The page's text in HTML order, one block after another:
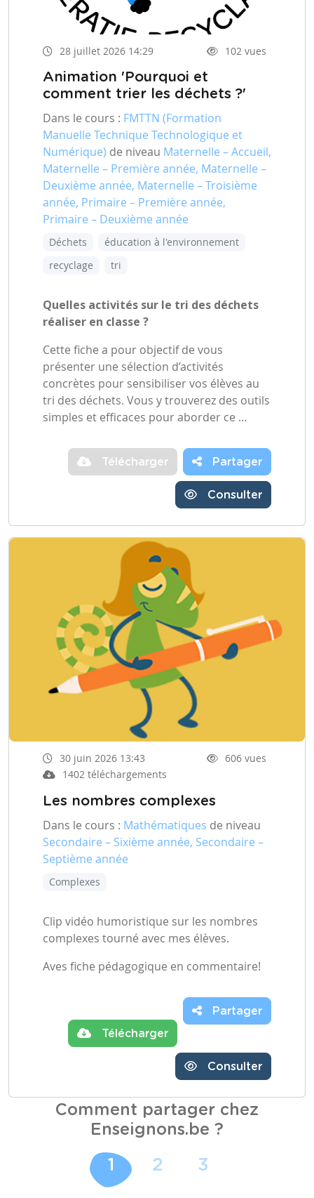
28 juillet 2026 14:29 102 vues
Animation 'Pourquoi et
comment trier les déchets ?'
Dans le cours : FMTTN (Formation
Manuelle Technique Technologique et
Numérique) de niveau Maternelle – Accueil,
Maternelle – Première année, Maternelle –
Deuxième année, Maternelle – Troisième
année, Primaire – Première année,
Primaire – Deuxième année
Déchets
éducation à l'environnement
recyclage
tri
Quelles activités sur le tri des déchets
réaliser en classe ?
Cette fiche a pour objectif de vous
présenter une sélection d’activités
concrètes pour sensibiliser vos élèves au
tri des déchets. Vous y trouverez des outils
simples et efficaces pour aborder ce …
Télécharger Partager
Consulter
30 juin 2026 13:43
606 vues
1402 téléchargements
Les nombres complexes
Dans le cours : Mathématiques de niveau
Secondaire – Sixième année, Secondaire –
Septième année
Complexes
Clip vidéo humoristique sur les nombres
complexes tourné avec mes élèves.
Aves fiche pédagogique en commentaire!
Télécharger
Partager
Consulter
Comment partager chez
Enseignons.be ?
1 2 3